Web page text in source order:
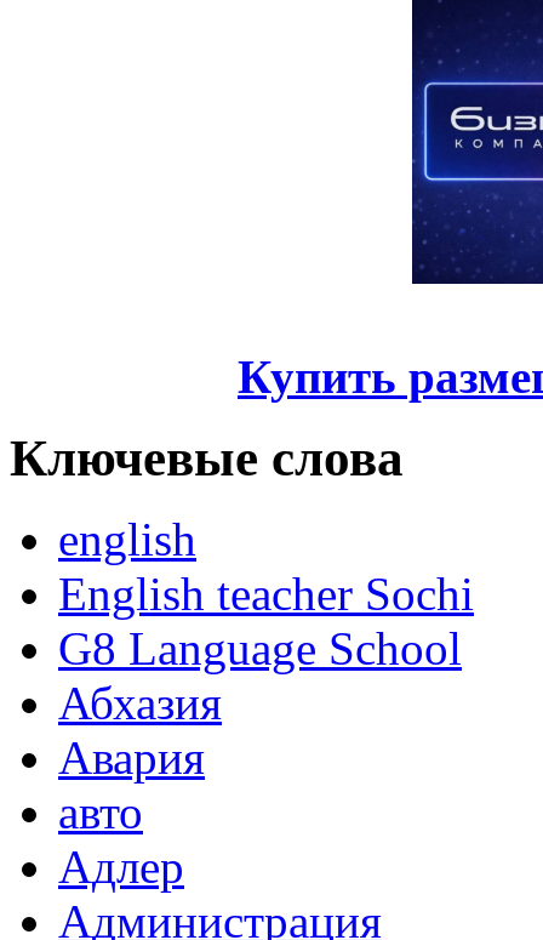
Купить
Ключевые слова
english
English teacher Sochi
G8 Language School
Абхазия
Авария
авто
Адлер
Администрация